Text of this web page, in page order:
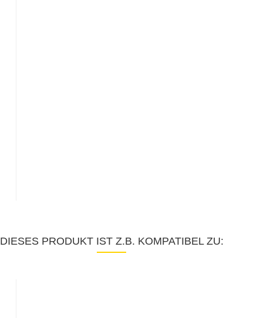
DIESES PRODUKT IST Z.B. KOMPATIBEL ZU: